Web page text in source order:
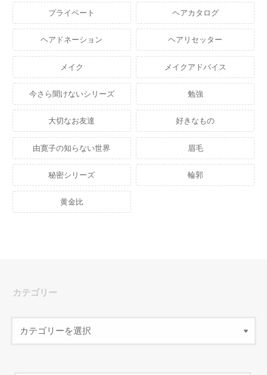
プライベート ヘアカタログ
ヘアドネーション ヘアリセッター
メイク メイクアドバイス
今さら聞けないシリーズ 勉強
大切なお友達 好きなもの
由寛子の知らない世界 眉毛
秘密シリーズ 輪郭
黄金比
カテゴリー